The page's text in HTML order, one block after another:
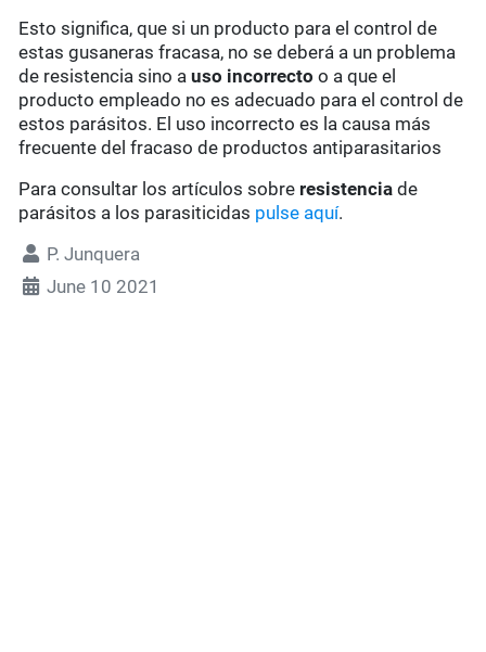
Esto significa, que si un producto para el control de
estas gusaneras fracasa, no se deberá a un problema
de resistencia sino auso incorrecto o a que el
producto empleado no es adecuado para el control de
estos parásitos. El uso incorrecto es la causa más
frecuente del fracaso de productos antiparasitarios
Para consultar los artículos sobre resistencia de
parásitos a los parasiticidas pulse aquí.
P. Junquera
June 10 2021